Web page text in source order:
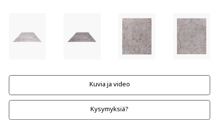
Kuvia ja video
Kysymyksiä?